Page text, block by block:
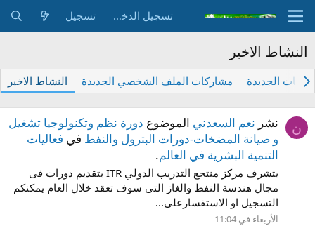
تسجيل الدخول تسجيل
النشاط الاخير
الجديدة مشاركات الملف الشخصي الجديدة النشاط الاخير
ن نشر نعم السعدني الموضوع دورة نظم وتكنولوجيا تشغيل
و صيانة المضخات-دورات البترول والنفط في فعاليات
التنمية البشرية في العالم.
يتشرف مركز منتجع التدريب الدولي ITR بتقديم دورات فى
مجال هندسة النفط والغاز التى سوف تعقد خلال العام يمكنكم
التسجيل او الاستفسارعلى...
الأربعاء في 11:04